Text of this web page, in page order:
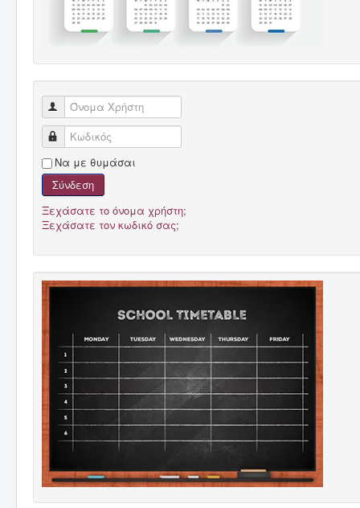
Όνομα Χρήστη
Κωδικός
Να με θυμάσαι
Σύνδεση
Ξεχάσατε το όνομα χρήστη;
Ξεχάσατε τον κωδικό σας;